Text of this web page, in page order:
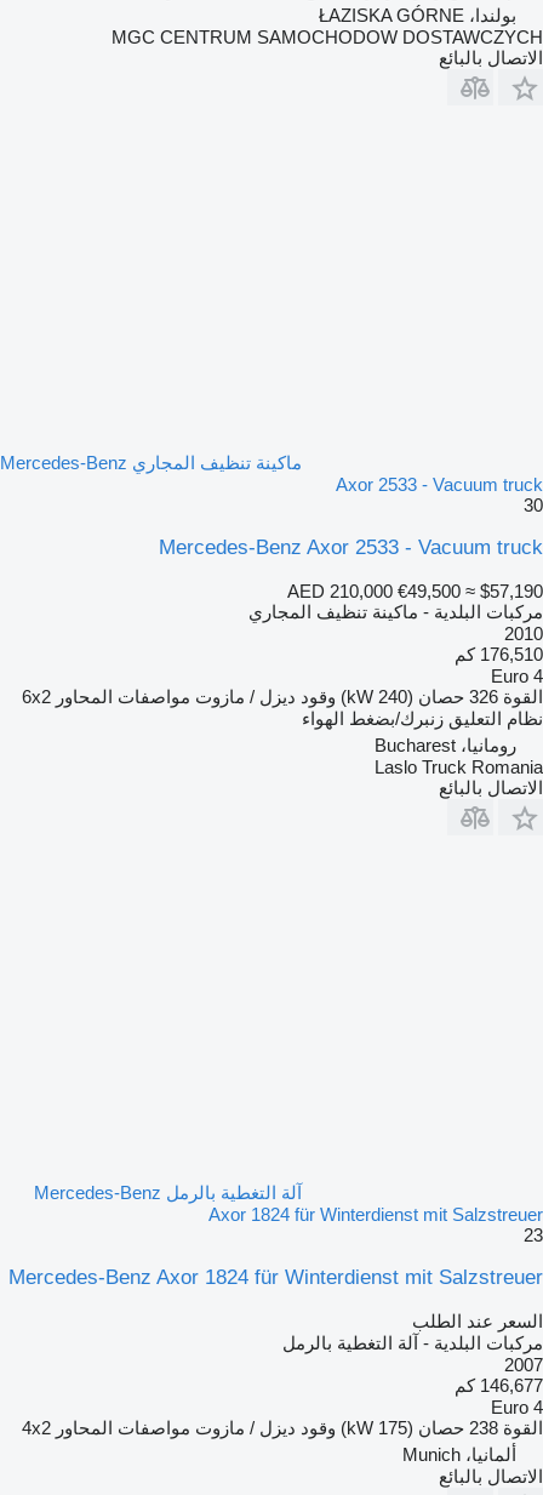
بولندا، ŁAZISKA GÓRNE
MGC CENTRUM SAMOCHODOW DOSTAWCZYCH
الاتصال بالبائع
ماكينة تنظيف المجاري Mercedes-Benz
Axor 2533 - Vacuum truck
30
Mercedes-Benz Axor 2533 - Vacuum truck
AED 210,000 €49,500 ≈ $57,190
مركبات البلدية - ماكينة تنظيف المجاري
2010
176,510 كم
Euro 4
القوة 326 حصان (240 kW) وقود ديزل / مازوت مواصفات المحاور 6x2
نظام التعليق زنبرك/بضغط الهواء
رومانيا، Bucharest
Laslo Truck Romania
الاتصال بالبائع
آلة التغطية بالرمل Mercedes-Benz
Axor 1824 für Winterdienst mit Salzstreuer
23
Mercedes-Benz Axor 1824 für Winterdienst mit Salzstreuer
السعر عند الطلب
مركبات البلدية - آلة التغطية بالرمل
2007
146,677 كم
Euro 4
القوة 238 حصان (175 kW) وقود ديزل / مازوت مواصفات المحاور 4x2
ألمانيا، Munich
الاتصال بالبائع